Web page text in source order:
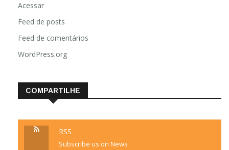
Acessar
Feed de posts
Feed de comentários
WordPress.org
COMPARTILHE
RSS
Subscribe us on News